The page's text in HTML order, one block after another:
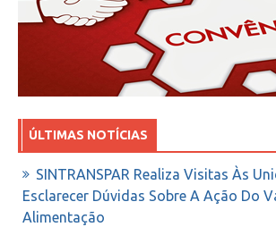
ÚLTIMAS NOTÍCIAS
SINTRANSPAR Realiza Visitas Às
Esclarecer Dúvidas Sobre A Ação Do
Alimentação